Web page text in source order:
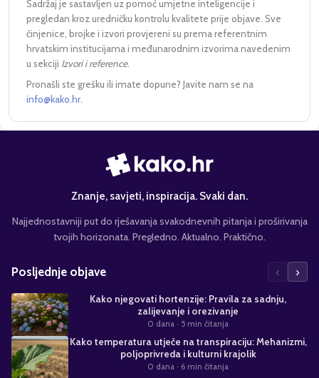
Sadržaj je sastavljen uz pomoć umjetne inteligencije i
pregledan kroz uredničku kontrolu kvalitete prije objave. Sve
činjenice, brojke i izvori provjereni su prema referentnim
hrvatskim institucijama i međunarodnim izvorima navedenim
u sekciji Izvori i reference.
Pronašli ste grešku ili imate dopune? Javite nam se na
info@kako.hr.
Znanje, savjeti, inspiracija. Svaki dan.
Najjednostavniji put do rješavanja svakodnevnih pitanja i proširivanja
tvojih horizonata. Pregledno. Aktualno. Praktično.
Posljednje objave ‹ ›
Kako njegovati hortenzije: Pravila za sadnju,
zalijevanje i orezivanje
0 dana · 5 min čitanja
Kako temperatura utječe na transpiraciju: Mehanizmi,
poljoprivreda i kulturni krajolik
0 dana · 6 min čitanja